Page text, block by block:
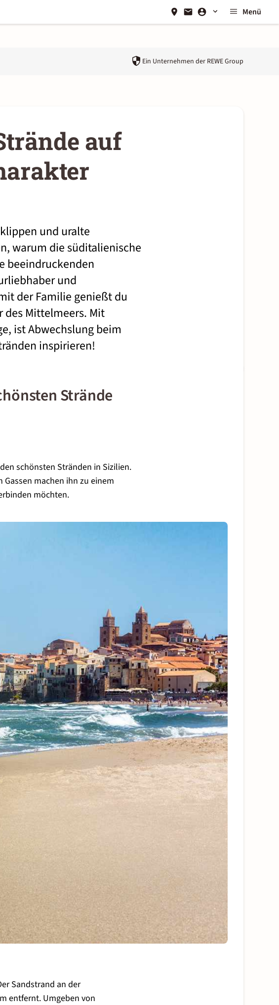
Menü
Ein Unternehmen der REWE Group
auf
und uralte
warum die süditalienische
beeindruckenden
und
der Familie genießt du
des Mittelmeers. Mit
ist Abwechslung beim
inspirieren!
Strände
schönsten Stränden in Sizilien.
Gassen machen ihn zu einem
möchten.
Sandstrand an der
entfernt. Umgeben von